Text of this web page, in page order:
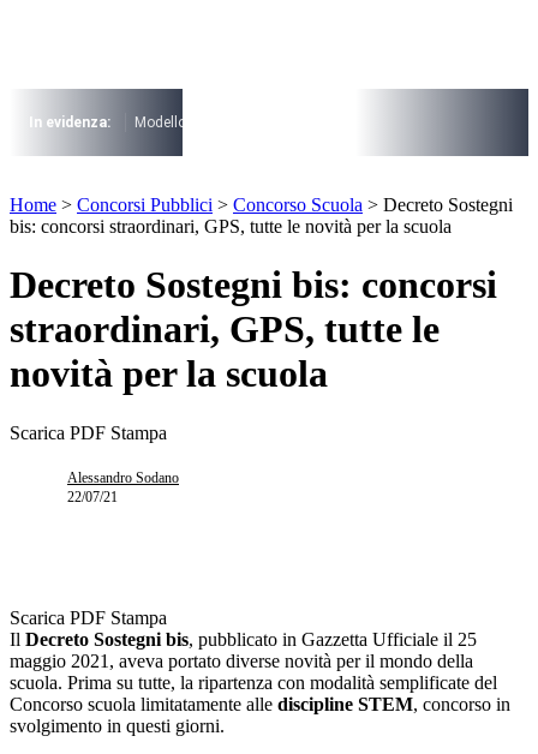
I più cercati
Lorem ipsum dolor sit amet consectetur
Lorem ipsum dolor sit amet consectetur
In evidenza: Modello 730
Lorem ipsum dolor sit amet consectetur
Home > Concorsi Pubblici > Concorso Scuola > Decreto Sostegni
bis: concorsi straordinari, GPS, tutte le novità per la scuola
Decreto Sostegni bis: concorsi
straordinari, GPS, tutte le
novità per la scuola
Scarica PDF Stampa
Alessandro Sodano
22/07/21
Scarica PDF Stampa
Il Decreto Sostegni bis, pubblicato in Gazzetta Ufficiale il 25
maggio 2021, aveva portato diverse novità per il mondo della
scuola. Prima su tutte, la ripartenza con modalità semplificate del
Concorso scuola limitatamente alle discipline STEM, concorso in
svolgimento in questi giorni.